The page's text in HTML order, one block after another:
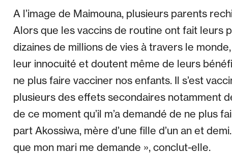
A l’image de Maimouna, plusieurs parents
Alors que les vaccins de routine ont fait leurs
dizaines de millions de vies à travers le
leur innocuité et doutent même de leurs
ne plus faire vacciner nos enfants. Il s’est
plusieurs des effets secondaires notamment
de ce moment qu’il m’a demandé de ne plus
part Akossiwa, mère d’une fille d’un an et
que mon mari me demande », conclut-elle.